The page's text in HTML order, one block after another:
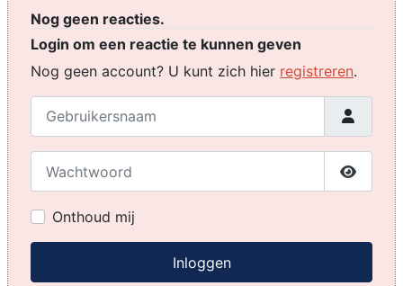
Nog geen reacties.
Login om een reactie te kunnen geven
Nog geen account? U kunt zich hier registreren.
Toon
Onthoud mij
Inloggen